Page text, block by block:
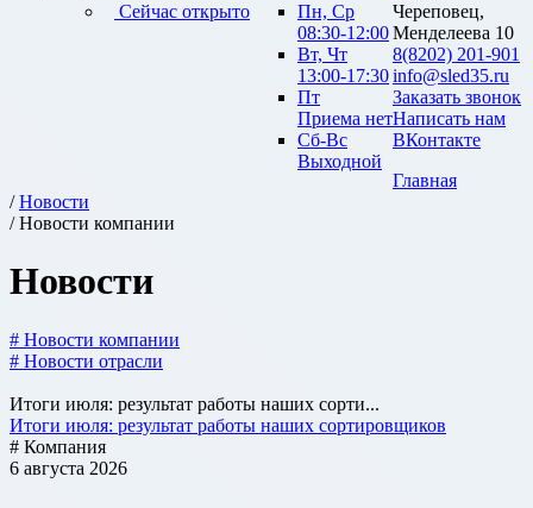
Сейчас открыто
Пн, Ср
08:30-12:00
Вт, Чт
13:00-17:30
Пт
Приема нет
Сб-Вс
Выходной
Череповец,
Менделеева 10
8(8202) 201-901
info@sled35.ru
Заказать звонок
Написать нам
ВКонтакте
Главная
/Новости
/ Новости компании
Новости
# Новости компании
# Новости отрасли
Итоги июля: результат работы наших сорти...
Итоги июля: результат работы наших сортировщиков
# Компания
6 августа 2026